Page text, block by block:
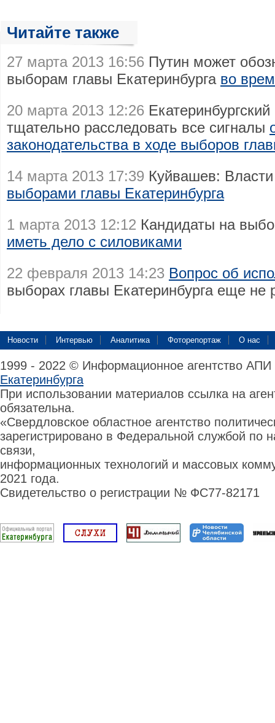
Читайте также
27 марта 2013 16:56 Путин может
выборам главы Екатеринбурга во
20 марта 2013 12:26
тщательно расследовать все сигналы
законодательства в ходе выборов
14 марта 2013 17:39 Куйвашев:
выборами главы Екатеринбурга
1 марта 2013 12:12 Кандидаты на
иметь дело с силовиками
22 февраля 2013 14:23 Вопрос об
выборах главы Екатеринбурга еще не
Новости Интервью Аналитика Фоторепортаж О нас
1999 - 2022 © Информационное агентство
Екатеринбурга
При использовании материалов ссылка на
обязательна.
«Свердловское областное агентство
зарегистрировано в Федеральной службой по
связи,
информационных технологий и массовых
2021 года.
Свидетельство о регистрации № ФС77-82171